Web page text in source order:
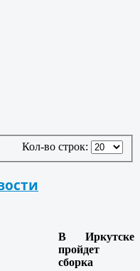
Кол-во строк:
В Иркутске
пройдет
сборка